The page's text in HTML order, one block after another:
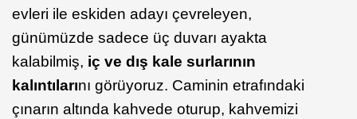
evleri ile eskiden adayı çevreleyen,
günümüzde sadece üç duvarı ayakta
kalabilmiş, iç ve dış kale surlarının
kalıntılarını görüyoruz. Caminin etrafındaki
çınarın altında kahvede oturup, kahvemizi